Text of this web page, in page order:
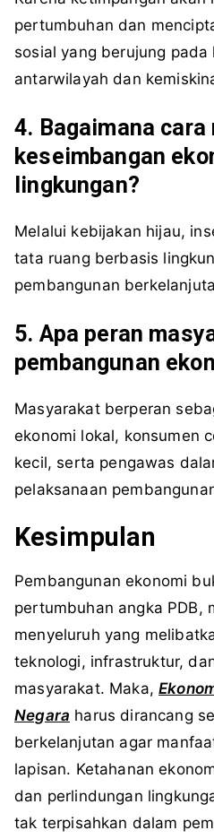
pertumbuhan dan
sosial yang berujung pada
antarwilayah dan
4. Bagaimana cara
keseimbangan
lingkungan?
Melalui kebijakan hijau,
tata ruang berbasis
pembangunan
5. Apa peran
pembangunan
Masyarakat berperan
ekonomi lokal, konsumen
kecil, serta pengawas
pelaksanaan
Kesimpulan
Pembangunan ekonomi
pertumbuhan angka PDB,
menyeluruh yang
teknologi, infrastruktur,
masyarakat. Maka,
Negara harus dirancang
berkelanjutan agar
lapisan. Ketahanan
dan perlindungan
tak terpisahkan dalam